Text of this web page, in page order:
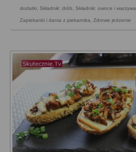
dodatki Składnik: drób Składnik: owoce i warzywa
Zapiekanki i dania z piekarnika Zdrowe jedzenie